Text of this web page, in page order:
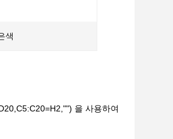
색
을 사용하여